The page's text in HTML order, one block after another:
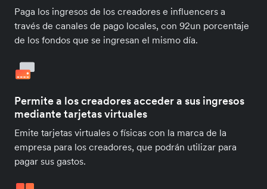
Paga los ingresos de los creadores e influencers a
través de canales de pago locales, con 92un porcentaje
de los fondos que se ingresan el mismo día.
Permite a los creadores acceder a sus ingresos
mediante tarjetas virtuales
Emite tarjetas virtuales o físicas con la marca de la
empresa para los creadores, que podrán utilizar para
pagar sus gastos.